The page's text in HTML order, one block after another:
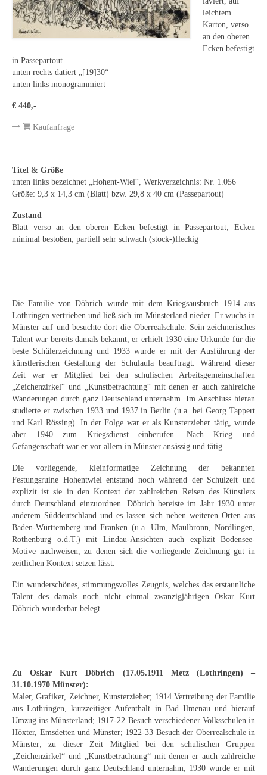
Kunst 1900-1945
Ernst Geitlinger
Wilhelm von Hillern-Flinsch
Emma Joos
Paul Segieth
Weitere Künstler 1900-1945
Hermann Dieste
August Lange-Brock
Ludwig (Luis) Neu
Ferdinand Springer
Arne Siegfried
Curt Wittenbecher
Weitere Künstler nach 1945
Unbekannt
Autographen / Dokumente
Herkunft & Wirkungsstätte
Berliner Künstler
Düsseldorfer Künstler
Fränkische Künstler
Pfälzer Künstler
Schwäbische Künstler
Weitere
Expressiver Realismus
leichtem
Karton, verso
an den oberen
Ecken befestigt
in Passepartout
unten rechts datiert „[19]30“
unten links monogrammiert
€ 440,-
Kaufanfrage
Titel & Größe
unten links bezeichnet „Hohent-Wiel“, Werkverzeichnis: Nr. 1.056
Größe: 9,3 x 14,3 cm (Blatt) bzw. 29,8 x 40 cm (Passepartout)
Zustand
Blatt verso an den oberen Ecken befestigt in Passepartout; Ecken
minimal bestoßen; partiell sehr schwach (stock-)fleckig
Die Familie von Döbrich wurde mit dem Kriegsausbruch 1914 aus
Lothringen vertrieben und ließ sich im Münsterland nieder. Er wuchs in
Münster auf und besuchte dort die Oberrealschule. Sein zeichnerisches
Talent war bereits damals bekannt, er erhielt 1930 eine Urkunde für die
beste Schülerzeichnung und 1933 wurde er mit der Ausführung der
künstlerischen Gestaltung der Schulaula beauftragt. Während dieser
Zeit war er Mitglied bei den schulischen Arbeitsgemeinschaften
„Zeichenzirkel“ und „Kunstbetrachtung“ mit denen er auch zahlreiche
Wanderungen durch ganz Deutschland unternahm. Im Anschluss hieran
studierte er zwischen 1933 und 1937 in Berlin (u.a. bei Georg Tappert
und Karl Rössing). In der Folge war er als Kunsterzieher tätig, wurde
aber 1940 zum Kriegsdienst einberufen. Nach Krieg und
Gefangenschaft war er vor allem in Münster ansässig und tätig.
Die vorliegende, kleinformatige Zeichnung der bekannten
Festungsruine Hohentwiel entstand noch während der Schulzeit und
explizit ist sie in den Kontext der zahlreichen Reisen des Künstlers
durch Deutschland einzuordnen. Döbrich bereiste im Jahr 1930 unter
anderem Süddeutschland und es lassen sich neben weiteren Orten aus
Baden-Württemberg und Franken (u.a. Ulm, Maulbronn, Nördlingen,
Rothenburg o.d.T.) mit Lindau-Ansichten auch explizit Bodensee-
Motive nachweisen, zu denen sich die vorliegende Zeichnung gut in
zeitlichen Kontext setzen lässt.
Ein wunderschönes, stimmungsvolles Zeugnis, welches das erstaunliche
Talent des damals noch nicht einmal zwanzigjährigen Oskar Kurt
Döbrich wunderbar belegt.
Zu Oskar Kurt Döbrich (17.05.1911 Metz (Lothringen) –
31.10.1970 Münster):
Maler, Grafiker, Zeichner, Kunsterzieher; 1914 Vertreibung der Familie
aus Lothringen, kurzzeitiger Aufenthalt in Bad Ilmenau und hierauf
Umzug ins Münsterland; 1917-22 Besuch verschiedener Volksschulen in
Höxter, Emsdetten und Münster; 1922-33 Besuch der Oberrealschule in
Münster; zu dieser Zeit Mitglied bei den schulischen Gruppen
„Zeichenzirkel“ und „Kunstbetrachtung“ mit denen er auch zahlreiche
Wanderungen durch ganz Deutschland unternahm; 1930 wurde er mit